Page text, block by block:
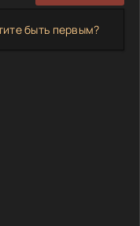
быть первым?